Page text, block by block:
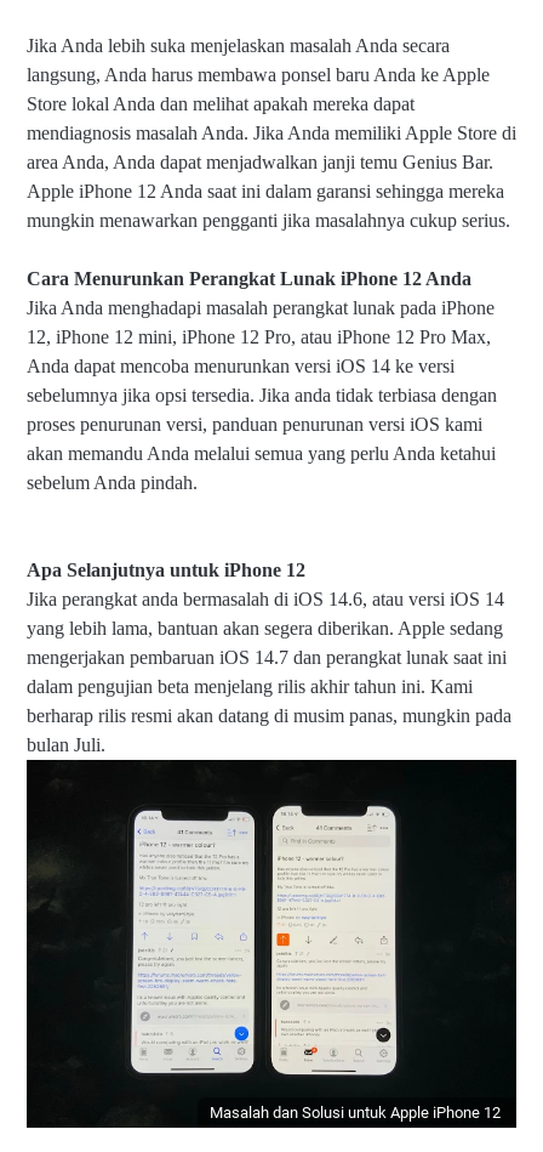
Jika Anda lebih suka menjelaskan masalah Anda secara
langsung, Anda harus membawa ponsel baru Anda ke Apple
Store lokal Anda dan melihat apakah mereka dapat
mendiagnosis masalah Anda. Jika Anda memiliki Apple Store di
area Anda, Anda dapat menjadwalkan janji temu Genius Bar.
Apple iPhone 12 Anda saat ini dalam garansi sehingga mereka
mungkin menawarkan pengganti jika masalahnya cukup serius.
Cara Menurunkan Perangkat Lunak iPhone 12 Anda
Jika Anda menghadapi masalah perangkat lunak pada iPhone
12, iPhone 12 mini, iPhone 12 Pro, atau iPhone 12 Pro Max,
Anda dapat mencoba menurunkan versi iOS 14 ke versi
sebelumnya jika opsi tersedia. Jika anda tidak terbiasa dengan
proses penurunan versi, panduan penurunan versi iOS kami
akan memandu Anda melalui semua yang perlu Anda ketahui
sebelum Anda pindah.
Apa Selanjutnya untuk iPhone 12
Jika perangkat anda bermasalah di iOS 14.6, atau versi iOS 14
yang lebih lama, bantuan akan segera diberikan. Apple sedang
mengerjakan pembaruan iOS 14.7 dan perangkat lunak saat ini
dalam pengujian beta menjelang rilis akhir tahun ini. Kami
berharap rilis resmi akan datang di musim panas, mungkin pada
bulan Juli.
Masalah dan Solusi untuk Apple iPhone 12